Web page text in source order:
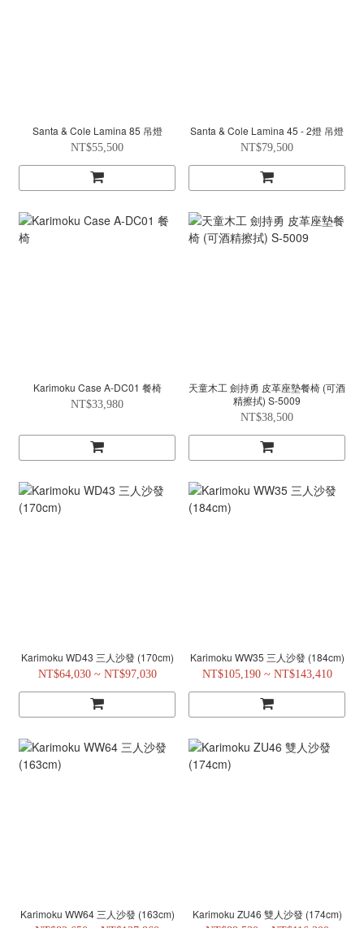
Santa & Cole Lamina 85 吊燈
NT$55,500
Santa & Cole Lamina 45 - 2燈 吊燈
NT$79,500
Karimoku Case A-DC01 餐椅
NT$33,980
天童木工 劍持勇 皮革座墊餐椅 (可酒
精擦拭) S-5009
NT$38,500
Karimoku WD43 三人沙發 (170cm)
NT$64,030 ~ NT$97,030
Karimoku WW35 三人沙發 (184cm)
NT$105,190 ~ NT$143,410
Karimoku WW64 三人沙發 (163cm) Karimoku ZU46 雙人沙發 (174cm)